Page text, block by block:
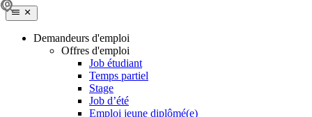
Demandeurs d'emploi
Offres d'emploi
Job étudiant
Temps partiel
Stage
Job d’été
Emploi jeune diplômé(e)